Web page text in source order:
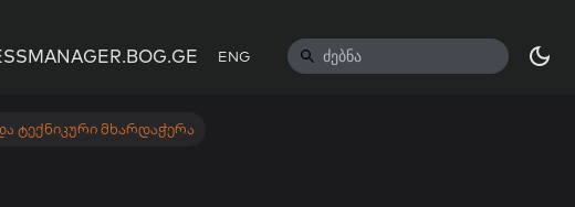
ENG
ტექნიკური მხარდაჭერა